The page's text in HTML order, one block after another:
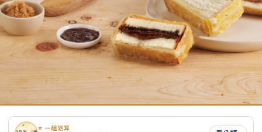
⭐ 一組划算